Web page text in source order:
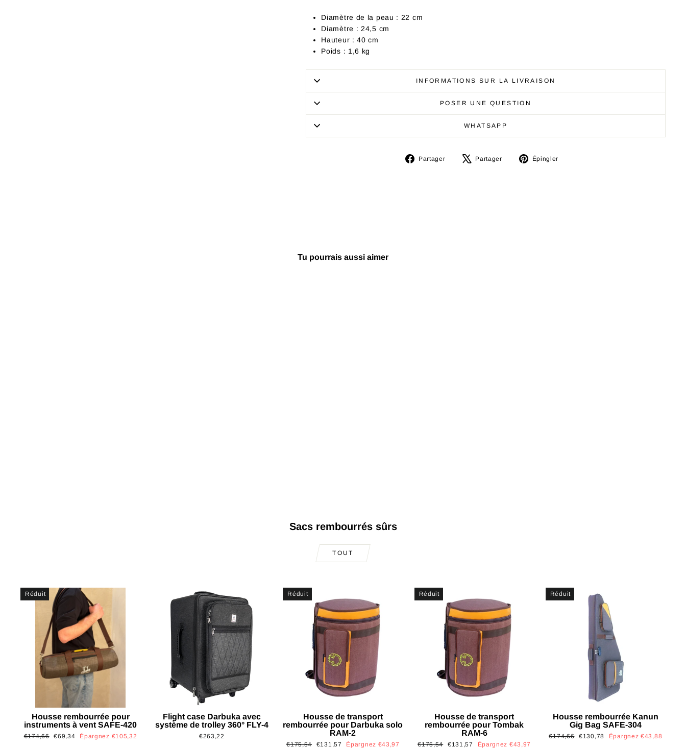
Diamètre de la peau : 22 cm
Diamètre : 24,5 cm
Hauteur : 40 cm
Poids : 1,6 kg
INFORMATIONS SUR LA LIVRAISON
POSER UNE QUESTION
WHATSAPP
Partager
PartagerPartager
TweeterÉpingler
Tu pourrais aussi aimer
Sacs rembourrés sûrs
TOUT
Réduit
Housse rembourrée pour
instruments à vent SAFE-420
Prix
€174,66 Prix
€69,34 Épargnez €105,32
Flight case Darbuka avec
système de trolley 360° FLY-4
€263,22
Réduit
Housse de transport
rembourrée pour Darbuka solo
RAM-2
Prix
€175,54
Prix
€131,57 Épargnez €43,97
Réduit
Housse de transport
rembourrée pour Tombak
RAM-6
Prix
€175,54
Prix
€131,57 Épargnez €43,97
Réduit
Housse rembourrée Kanun
Gig Bag SAFE-304
Prix
€174,66
Prix
€130,78 Épargnez €43,88